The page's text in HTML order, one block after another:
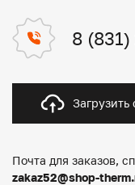
8
Загрузить
Почта для заказов,
zakaz52@shop-